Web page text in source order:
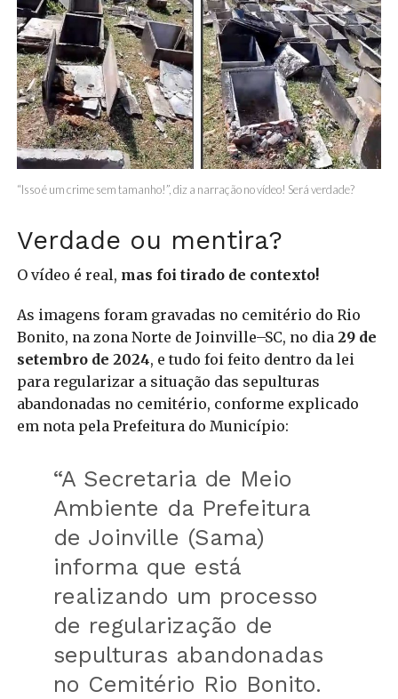
“Isso é um crime sem tamanho!”, diz a narração no vídeo! Será verdade?
Verdade ou mentira?
O vídeo é real, mas foi tirado de contexto!
As imagens foram gravadas no cemitério do Rio
Bonito, na zona Norte de Joinville–SC, no dia 29 de
setembro de 2024, e tudo foi feito dentro da lei
para regularizar a situação das sepulturas
abandonadas no cemitério, conforme explicado
em nota pela Prefeitura do Município:
“A Secretaria de Meio
Ambiente da Prefeitura
de Joinville (Sama)
informa que está
realizando um processo
de regularização de
sepulturas abandonadas
no Cemitério Rio Bonito.